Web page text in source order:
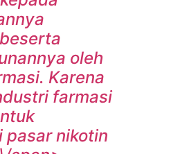
oleh
Karena
farmasi
pasar nikotin